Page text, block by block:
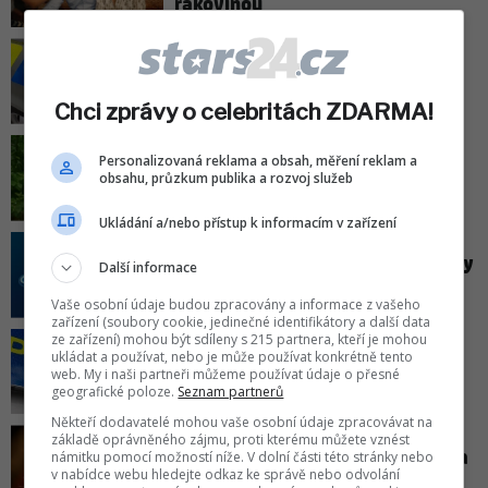
Tragédie na jezeře Most: Policie
našla tělo jednoho z
pohřešovaných!
Dominika Gottová nad propastí?
Výčet jejích problémů bere dech!
Novinky k návratu SuperStar: Kdy
Policie povolala kriminalisty:
Násilný čin na Valašsku!
Jiřina Bohdalová: Tajný recept na
dlouhověkost odhalen!
Chci zprávy o celebritách ZDARMA!
Personalizovaná reklama a obsah, měření reklam a
obsahu, průzkum publika a rozvoj služeb
Ukládání a/nebo přístup k informacím v zařízení
Další informace
Vaše osobní údaje budou zpracovány a informace z vašeho
zařízení (soubory cookie, jedinečné identifikátory a další data
ze zařízení) mohou být sdíleny s 215 partnera, kteří je mohou
ukládat a používat, nebo je může používat konkrétně tento
web. My i naši partneři můžeme používat údaje o přesné
geografické poloze. Seznam partnerů
Někteří dodavatelé mohou vaše osobní údaje zpracovávat na
základě oprávněného zájmu, proti kterému můžete vznést
námitku pomocí možností níže. V dolní části této stránky nebo
v nabídce webu hledejte odkaz ke správě nebo odvolání